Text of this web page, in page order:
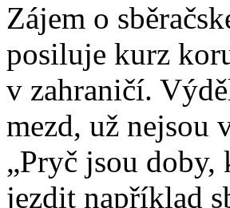
Zájem o
posiluje kurz
v zahraničí.
mezd, už nejsou
„Pryč jsou doby,
jezdit například